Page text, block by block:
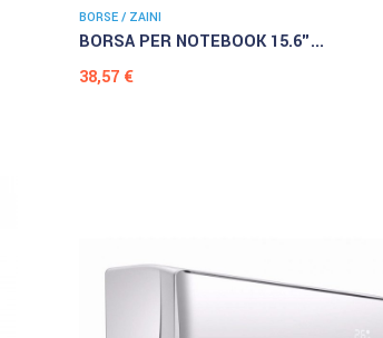
BORSE / ZAINI
BORSA PER NOTEBOOK 15.6"...
Prezzo
38,57 €